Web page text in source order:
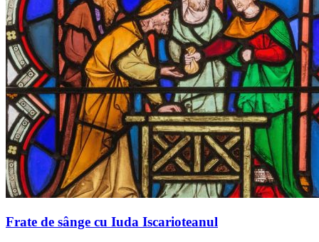
Frate de sânge cu Iuda Iscarioteanul